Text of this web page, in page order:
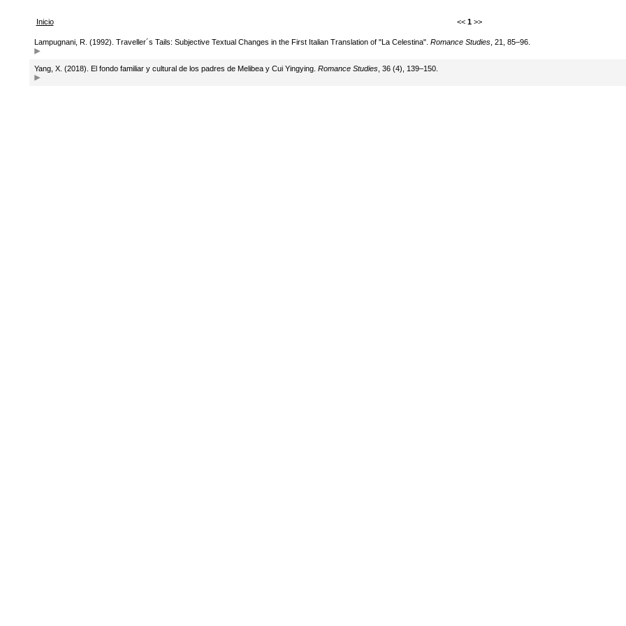
Inicio << 1 >>
Lampugnani, R. (1992). Traveller´s Tails: Subjective Textual Changes in the First Italian Translation of "La Celestina". Romance Studies, 21, 85–96.
Yang, X. (2018). El fondo familiar y cultural de los padres de Melibea y Cui Yingying. Romance Studies, 36 (4), 139–150.